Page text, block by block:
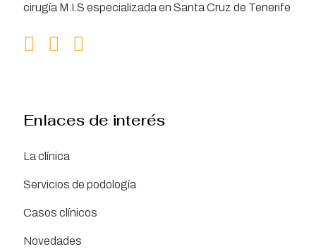
cirugía M.I.S especializada en Santa Cruz de Tenerife
Enlaces de interés
La clínica
Servicios de podología
Casos clínicos
Novedades